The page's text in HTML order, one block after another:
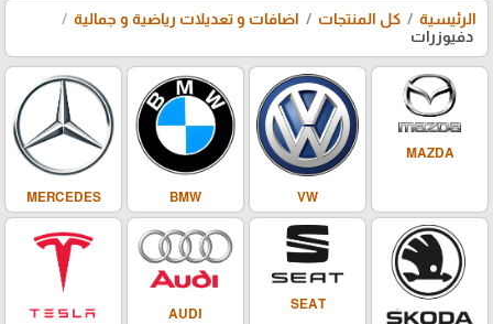
الرئيسية كل المنتجات
اضافات و تعديلات رياضية و جمالية
دفيوزرات
MAZDA
VW
BMW
MERCEDES
SEAT
AUDI